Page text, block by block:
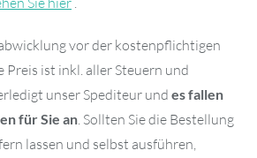
vor der kostenpflichtigen
Preis ist inkl. aller Steuern und
unser Spediteur und es fallen
für Sie an . Sollten Sie die Bestellung
lassen und selbst ausführen,